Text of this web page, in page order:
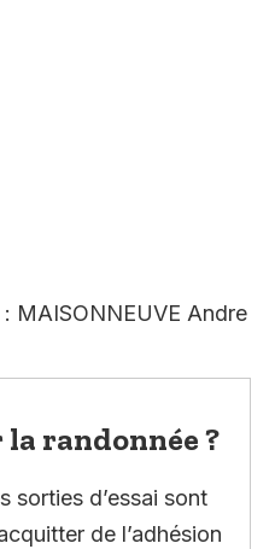
: MAISONNEUVE Andre
randonnée ?
sorties d’essai sont
de l’adhésion